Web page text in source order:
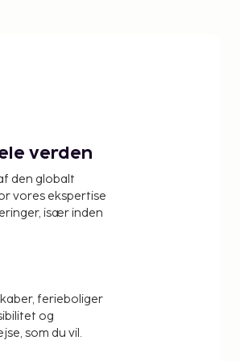
verden
den globalt
vores ekspertise
især inden
ferieboliger
og
som du vil.